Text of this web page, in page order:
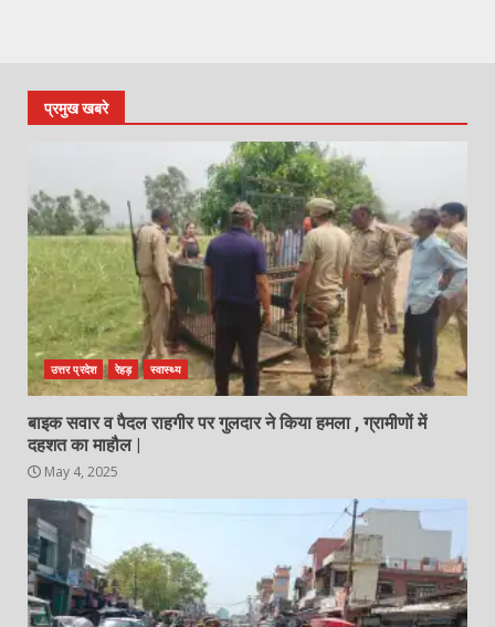
प्रमुख खबरे
उत्तर प्रदेश रेहड़ स्वास्थ्य
बाइक सवार व पैदल राहगीर पर गुलदार ने किया हमला , ग्रामीणों में
दहशत का माहौल |
May 4, 2025